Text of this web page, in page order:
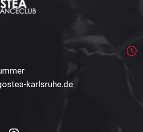
karlsruhe.de